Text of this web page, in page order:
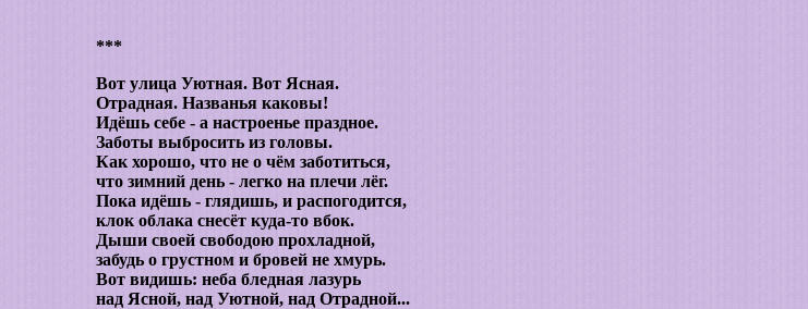
***
Вот улица Уютная. Вот Ясная.
Отрадная. Названья каковы!
Идёшь себе - а настроенье праздное.
Заботы выбросить из головы.
Как хорошо, что не о чём заботиться,
что зимний день - легко на плечи лёг.
Пока идёшь - глядишь, и распогодится,
клок облака снесёт куда-то вбок.
Дыши своей свободою прохладной,
забудь о грустном и бровей не хмурь.
Вот видишь: неба бледная лазурь
над Ясной, над Уютной, над Отрадной...